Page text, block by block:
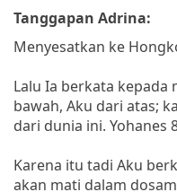
Tanggapan Adrina:
Menyesatkan ke
Lalu Ia berkata kepada
bawah, Aku dari atas;
dari dunia ini. Yohanes
Karena itu tadi Aku
akan mati dalam